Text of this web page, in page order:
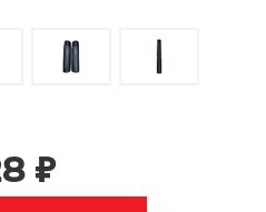
в ближайшее время.
₽